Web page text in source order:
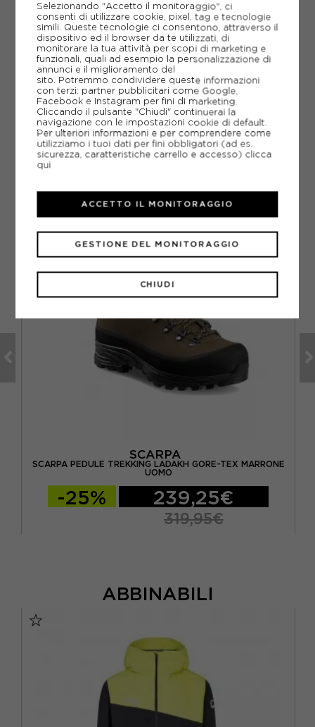
SCHEDA TECNICA
GUIDA ALLE TAGLIE
DOMANDE FREQUENTI
Come ordinare la taglia giusta?
SCARPA
SCARPA PEDULE TREKKING LADAKH GORE-TEX MARRONE
UOMO
-25% 239,25€
319,95€
ABBINABILI
Selezionando "Accetto il monitoraggio", ci
consenti di utilizzare cookie, pixel, tag e tecnologie
simili. Queste tecnologie ci consentono, attraverso il
dispositivo ed il browser da te utilizzati, di
monitorare la tua attività per scopi di marketing e
funzionali, quali ad esempio la personalizzazione di
annunci e il miglioramento del
sito. Potremmo condividere queste informazioni
con terzi: partner pubblicitari come Google,
Facebook e Instagram per fini di marketing.
Cliccando il pulsante "Chiudi" continuerai la
navigazione con le impostazioni cookie di default.
Per ulteriori informazioni e per comprendere come
utilizziamo i tuoi dati per fini obbligatori (ad es.
sicurezza, caratteristiche carrello e accesso) clicca
qui
CHIUDI
GESTIONE DEL MONITORAGGIO
ACCETTO IL MONITORAGGIO